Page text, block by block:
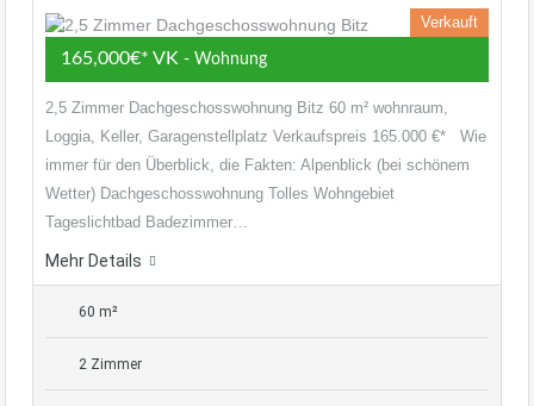
Verkauft
165,000€* VK - Wohnung
2,5 Zimmer Dachgeschosswohnung Bitz 60 m² wohnraum,
Loggia, Keller, Garagenstellplatz Verkaufspreis 165.000 €* Wie
immer für den Überblick, die Fakten: Alpenblick (bei schönem
Wetter) Dachgeschosswohnung Tolles Wohngebiet
Tageslichtbad Badezimmer…
Mehr Details
60 m²
2 Zimmer